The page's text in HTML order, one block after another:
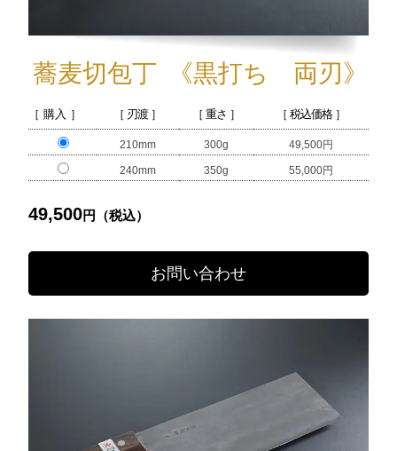
蕎麦切包丁 《黒打ち 両刃》
［ 購入 ］ ［ 刃渡 ］ ［ 重さ ］ ［ 税込価格 ］
210mm 300g 49,500円
240mm 350g 55,000円
49,500円（税込）
お問い合わせ